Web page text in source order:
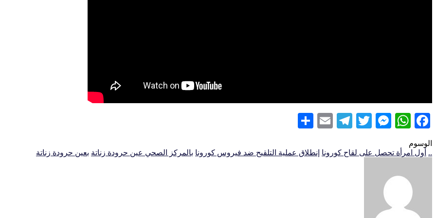
Facebook
WhatsApp
Messenger
Twitter
Telegram
Email
الوسوم
.. أول امرأة تحصل على لقاح كورونا إنطلاق عملية التلقيح ضد فيروس كورونا بالمركز الصحي عين حرودة زناتة بعين حرودة زناتة